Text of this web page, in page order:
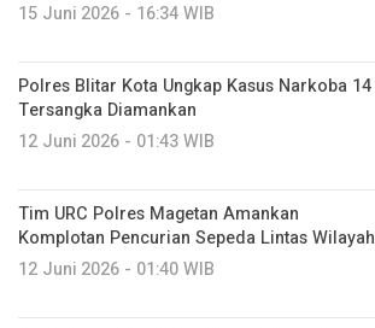
15 Juni 2026 - 16:34 WIB
Polres Blitar Kota Ungkap Kasus Narkoba 14
Tersangka Diamankan
12 Juni 2026 - 01:43 WIB
Tim URC Polres Magetan Amankan
Komplotan Pencurian Sepeda Lintas Wilayah
12 Juni 2026 - 01:40 WIB